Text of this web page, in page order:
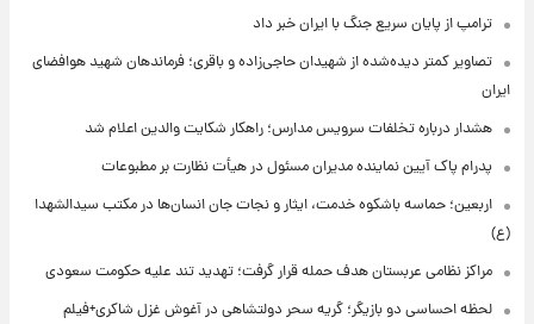
ترامپ از پایان سریع جنگ با ایران خبر داد
تصاویر کمتر دیده‌شده از شهیدان حاجی‌زاده و باقری؛ فرماندهان شهید هوافضای
ایران
هشدار درباره تخلفات سرویس مدارس؛ راهکار شکایت والدین اعلام شد
پدرام پاک آیین نماینده مدیران مسئول در هیأت نظارت بر مطبوعات
اربعین؛ حماسه باشکوه خدمت، ایثار و نجات جان انسان‌ها در مکتب سیدالشهدا
(ع)
مراکز نظامی عربستان هدف حمله قرار گرفت؛ تهدید تند علیه حکومت سعودی
لحظه احساسی دو بازیگر؛ گریه سحر دولتشاهی در آغوش غزل شاکری+فیلم